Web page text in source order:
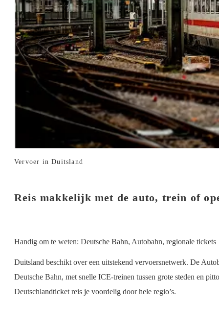
Vervoer in Duitsland
Reis makkelijk met de auto, trein of
Handig om te weten: Deutsche Bahn, Autobahn, regionale tickets
Duitsland beschikt over een uitstekend vervoersnetwerk. De
Deutsche Bahn, met snelle ICE-treinen tussen grote steden en
Deutschlandticket reis je voordelig door hele regio’s.